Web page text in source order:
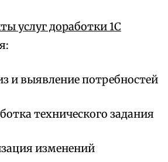
услуг доработки 1С
и выявление потребностей
технического задания
изменений